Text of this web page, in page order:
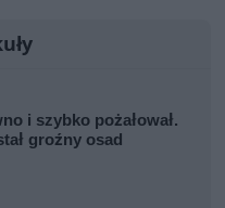
i szybko pożałował.
groźny osad